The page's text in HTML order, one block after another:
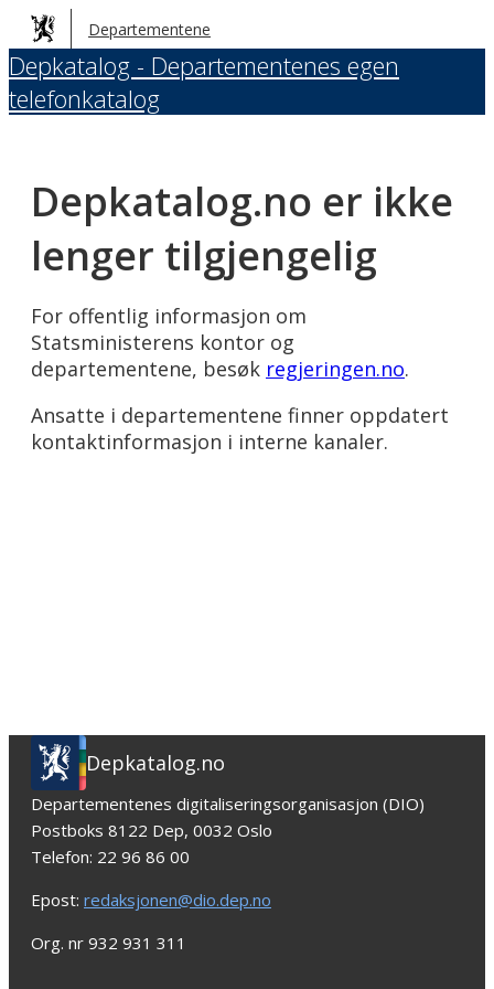
Hopp
til
hovedinnhold
Departementene
Depkatalog - Departementenes egen
telefonkatalog
Depkatalog.no er ikke
lenger tilgjengelig
For offentlig informasjon om
Statsministerens kontor og
departementene, besøk regjeringen.no.
Ansatte i departementene finner oppdatert
kontaktinformasjon i interne kanaler.
Depkatalog.no
Departementenes digitaliseringsorganisasjon (DIO)
Postboks 8122 Dep, 0032 Oslo
Telefon: 22 96 86 00
Epost: redaksjonen@dio.dep.no
Org. nr 932 931 311